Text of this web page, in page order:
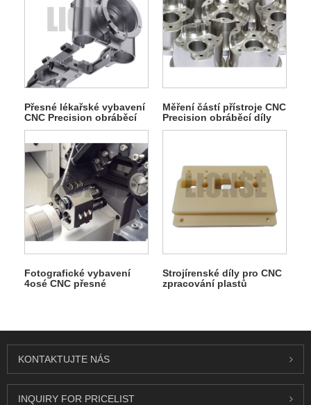
Přesné lékařské vybavení
CNC Precision obráběcí
díly
Měření částí přístroje CNC
Precision obráběcí díly
Fotografické vybavení
4osé CNC přesné
Strojírenské díly pro CNC
zpracování plastů
KONTAKTUJTE NÁS
INQUIRY FOR PRICELIST